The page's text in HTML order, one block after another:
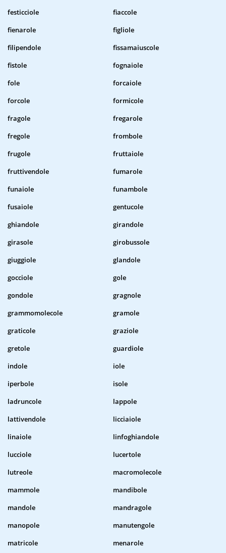
festicciole
fiaccole
fienarole
figliole
filipendole
fissamaiuscole
fistole
fognaiole
fole
forcaiole
forcole
formicole
fragole
fregarole
fregole
frombole
frugole
fruttaiole
fruttivendole
fumarole
funaiole
funambole
fusaiole
gentucole
ghiandole
girandole
girasole
girobussole
giuggiole
glandole
gocciole
gole
gondole
gragnole
grammomolecole
gramole
graticole
graziole
gretole
guardiole
indole
iole
iperbole
isole
ladruncole
lappole
lattivendole
licciaiole
linaiole
linfoghiandole
lucciole
lucertole
lutreole
macromolecole
mammole
mandibole
mandole
mandragole
manopole
manutengole
matricole
menarole